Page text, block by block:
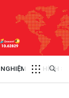
CHÍNH